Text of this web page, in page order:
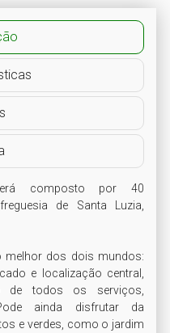
composto por 40
de Santa Luzia,
melhor dos dois mundos:
e localização central,
de todos os serviços,
ainda disfrutar da
e verdes, como o jardim